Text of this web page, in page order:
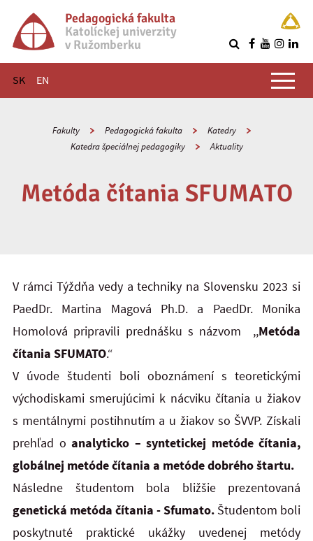
Pedagogická fakulta
Katolíckej univerzity
v Ružomberku
SK EN
Hlavné menu
Fakulty Pedagogická fakulta
Katedry
Katedra špeciálnej pedagogiky
Aktuality
Metóda čítania SFUMATO
V rámci Týždňa vedy a techniky na Slovensku 2023 si
PaedDr. Martina Magová Ph.D. a PaedDr. Monika
Homolová pripravili prednášku s názvom ,,Metóda
čítania SFUMATO.“
V úvode študenti boli oboznámení s teoretickými
východiskami smerujúcimi k nácviku čítania u žiakov
s mentálnymi postihnutím a u žiakov so ŠVVP. Získali
prehľad o analyticko – syntetickej metóde čítania,
globálnej metóde čítania a metóde dobrého štartu.
Následne študentom bola bližšie prezentovaná
genetická metóda čítania - Sfumato. Študentom boli
poskytnuté praktické ukážky uvedenej metódy